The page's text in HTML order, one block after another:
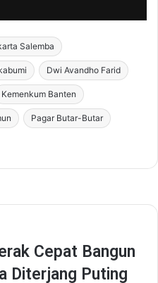
Salemba
Dwi Avandho Farid
Kemenkum Banten
Pagar Butar-Butar